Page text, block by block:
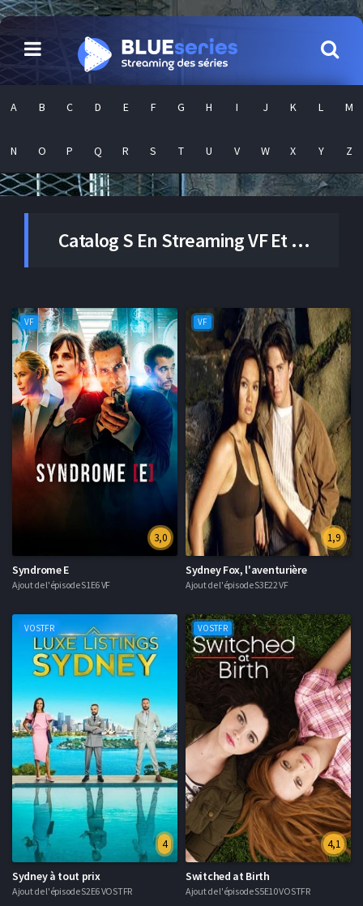
A B C D E F G H I J K L M
N O P Q R S T U V W X Y Z
CatalogS En Streaming VF Et VOSTFR En Illimité
VF
3,0
Syndrome E
Ajout de l'épisode S1E6 VF
VF
1,9
Sydney Fox, l'aventurière
Ajout de l'épisode S3E22 VF
VOSTFR
4
Sydney à tout prix
Ajout de l'épisode S2E6 VOSTFR
VOSTFR
4,1
Switched at Birth
Ajout de l'épisode S5E10 VOSTFR